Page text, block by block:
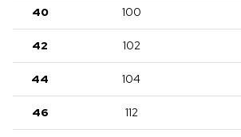
40 100
42 102
44 104
46 112